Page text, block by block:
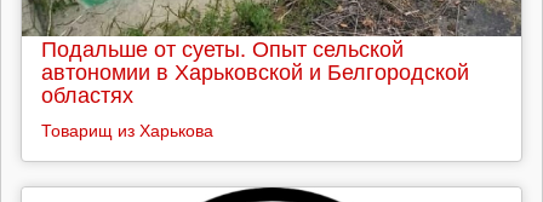
Подальше от суеты. Опыт сельской
автономии в Харьковской и Белгородской
областях
Товарищ из Харькова